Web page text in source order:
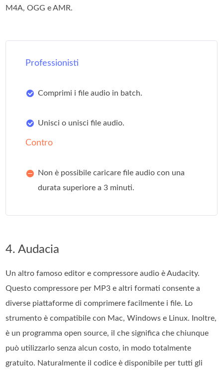
M4A, OGG e AMR.
Professionisti
Comprimi i file audio in batch.
Unisci o unisci file audio.
Contro
Non è possibile caricare file audio con una
durata superiore a 3 minuti.
4. Audacia
Un altro famoso editor e compressore audio è Audacity.
Questo compressore per MP3 e altri formati consente a
diverse piattaforme di comprimere facilmente i file. Lo
strumento è compatibile con Mac, Windows e Linux. Inoltre,
è un programma open source, il che significa che chiunque
può utilizzarlo senza alcun costo, in modo totalmente
gratuito. Naturalmente il codice è disponibile per tutti gli